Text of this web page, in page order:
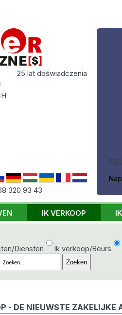
25 lat doświadczenia
320 93 43
IK VERKOOP
Diensten Ik verkoop/Beurs
- DE NIEUWSTE ZAKELIJKE